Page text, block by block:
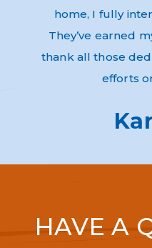
home, I fully
They’ve earned
thank all those
efforts
HAVE A